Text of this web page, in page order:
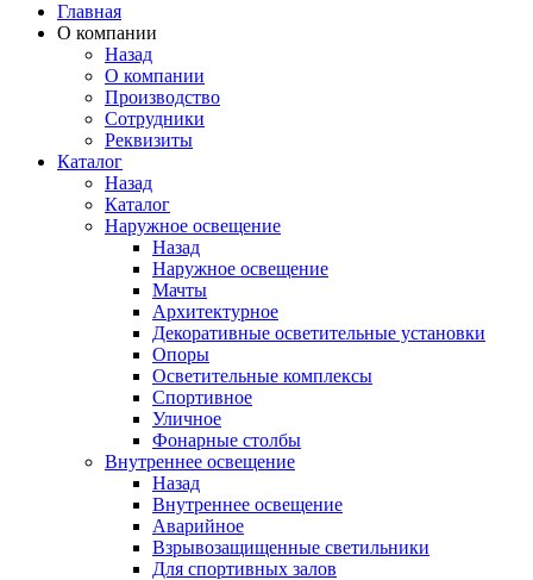
Главная
О компании
Назад
О компании
Производство
Сотрудники
Реквизиты
Каталог
Назад
Каталог
Наружное освещение
Назад
Наружное освещение
Мачты
Архитектурное
Декоративные осветительные установки
Опоры
Осветительные комплексы
Спортивное
Уличное
Фонарные столбы
Внутреннее освещение
Назад
Внутреннее освещение
Аварийное
Взрывозащищенные светильники
Для спортивных залов